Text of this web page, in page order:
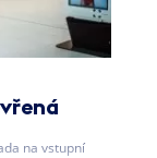
na vstupní